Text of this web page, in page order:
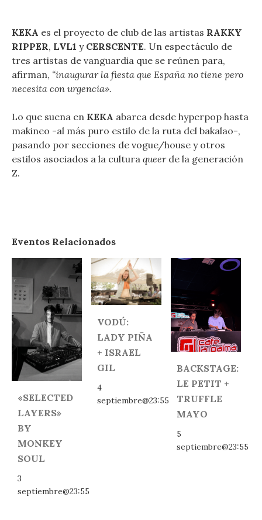
KEKA es el proyecto de club de las artistas RAKKY
RIPPER, LVL1 y CERSCENTE. Un espectáculo de
tres artistas de vanguardia que se reúnen para,
afirman, “inaugurar la fiesta que España no tiene pero
necesita con urgencia».
Lo que suena en KEKA abarca desde hyperpop hasta
makineo -al más puro estilo de la ruta del bakalao-,
pasando por secciones de vogue/house y otros
estilos asociados a la cultura queerde la generación
Z.
Eventos Relacionados
«SELECTED
LAYERS»
BY
MONKEY
SOUL
3
septiembre@23:55
VODÚ:
LADY PIÑA
+ ISRAEL
GIL
4
septiembre@23:55
BACKSTAGE:
LE PETIT +
TRUFFLE
MAYO
5
septiembre@23:55